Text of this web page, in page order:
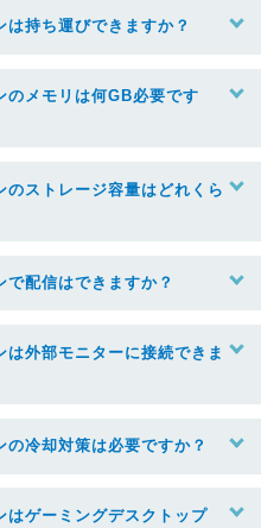
持ち運びできますか？
のメモリは何GB必要です
ストレージ容量はどれくら
配信はできますか？
外部モニターに接続できま
冷却対策は必要ですか？
はゲーミングデスクトップ